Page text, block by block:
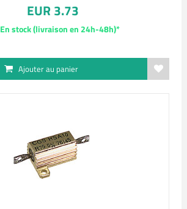
EUR 3.73
En stock (livraison en 24h-48h)*
Ajouter au panier